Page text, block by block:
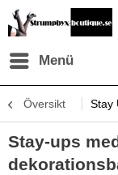
Menü
Översikt Stay
Stay-ups